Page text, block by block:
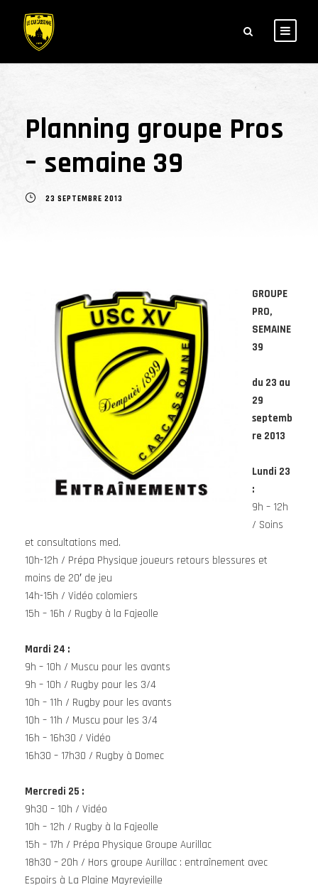
Planning groupe Pros
– semaine 39
23 SEPTEMBRE 2013
GROUPE
PRO,
SEMAINE
39
du 23 au
29
septemb
re 2013
Lundi 23
:
9h – 12h
/ Soins
et consultations med.
10h-12h / Prépa Physique joueurs retours blessures et
moins de 20′ de jeu
14h-15h / Vidéo colomiers
15h – 16h / Rugby à la Fajeolle
Mardi 24 :
9h – 10h / Muscu pour les avants
9h – 10h / Rugby pour les 3/4
10h – 11h / Rugby pour les avants
10h – 11h / Muscu pour les 3/4
16h – 16h30 / Vidéo
16h30 – 17h30 / Rugby à Domec
Mercredi 25 :
9h30 – 10h / Vidéo
10h – 12h / Rugby à la Fajeolle
15h – 17h / Prépa Physique Groupe Aurillac
18h30 – 20h / Hors groupe Aurillac : entraînement avec
Espoirs à La Plaine Mayrevieille